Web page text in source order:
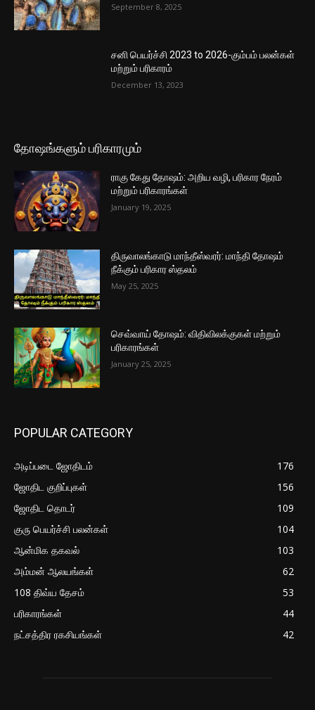
September 8, 2025
சனி பெயர்ச்சி 2023 to 2026-கும்பம் பலன்கள்
மற்றும் பரிகாரம்
December 13, 2023
தோஷங்களும் பரிகாரமும்
ராகு கேது தோஷம்: அறிய வழி, பரிகார நேரம்
மற்றும் பரிகாரங்கள்
January 19, 2025
திருவாலங்காடு மாந்தீஸ்வரர்: மாந்தி தோஷம்
நீக்கும் பரிகார ஸ்தலம்
May 25, 2025
செவ்வாய் தோஷம்: விதிவிலக்குகள் மற்றும்
பரிகாரங்கள்
January 25, 2025
POPULAR CATEGORY
அடிப்படை ஜோதிடம்
176
ஜோதிட குறிப்புகள்
156
ஜோதிட தொடர்
109
குரு பெயர்ச்சி பலன்கள்
104
ஆன்மிக தகவல்
103
அம்மன் ஆலயங்கள்
62
108 திவ்ய தேசம்
53
பரிகாரங்கள்
44
நட்சத்திர ரகசியங்கள்
42